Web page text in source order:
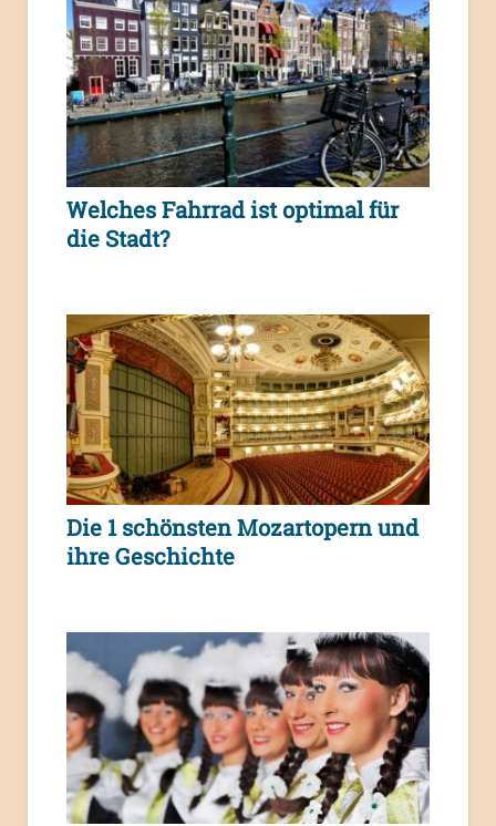
Welches Fahrrad ist optimal für
die Stadt?
Die 1 schönsten Mozartopern und
ihre Geschichte